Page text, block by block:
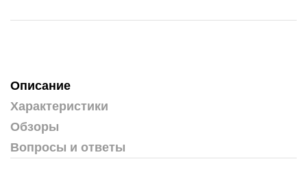
Описание
Характеристики
Обзоры
Вопросы и ответы